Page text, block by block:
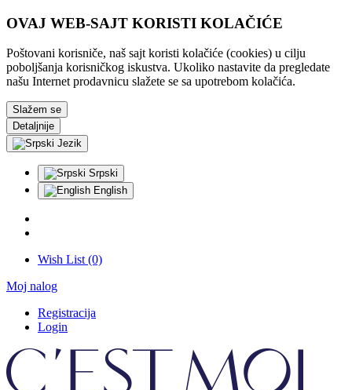
OVAJ WEB-SAJT KORISTI KOLAČIĆE
Poštovani korisniče, naš sajt koristi kolačiće (cookies) u cilju
poboljšanja korisničkog iskustva. Ukoliko nastavite da pregledate
našu Internet prodavnicu slažete se sa upotrebom kolačića.
Slažem se
Detaljnije
Jezik
Srpski
English
Wish List (0)
Moj nalog
Registracija
Login